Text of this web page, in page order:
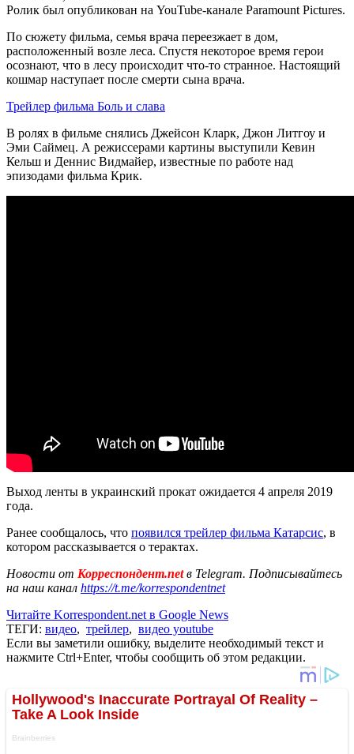
Ролик был опубликован на YouTube-канале Paramount Pictures.
По сюжету фильма, семья врача переезжает в дом,
расположенный возле леса. Спустя некоторое время герои
осознают, что в лесу происходит что-то странное. Настоящий
кошмар наступает после смерти сына врача.
Трейлер фильма Боль и слава
В ролях в фильме снялись Джейсон Кларк, Джон Литгоу и
Эми Саймец. А режиссерами картины выступили Кевин
Кельш и Деннис Видмайер, известные по работе над
эпизодами фильма Крик.
Выход ленты в украинский прокат ожидается 4 апреля 2019
года.
Ранее сообщалось, что появился трейлер фильма Катарсис, в
котором рассказывается о терактах.
Новости от Корреспондент.netв Telegram. Подписывайтесь
на наш канал https://t.me/korrespondentnet
Читайте Korrespondent.net в Google News
ТЕГИ: видео, трейлер, видео youtube
Если вы заметили ошибку, выделите необходимый текст и
нажмите Ctrl+Enter, чтобы сообщить об этом редакции.